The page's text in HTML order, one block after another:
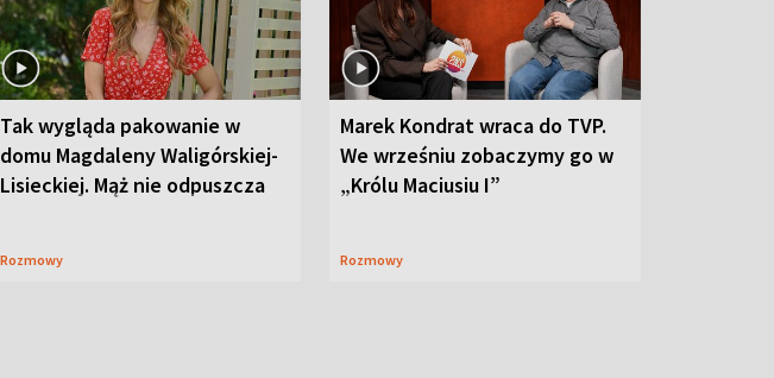
Tak wygląda pakowanie w
domu Magdaleny Waligórskiej-
Lisieckiej. Mąż nie odpuszcza
Rozmowy
Marek Kondrat wraca do TVP.
We wrześniu zobaczymy go w
„Królu Maciusiu I”
Rozmowy